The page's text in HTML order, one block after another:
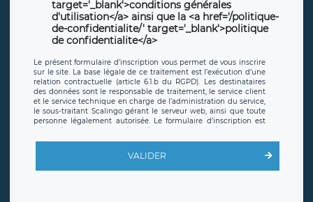
target='_blank'>conditions générales
d'utilisation</a> ainsi que la <a href='/politique-
de-confidentialite/' target='_blank'>politique
de confidentialite</a>
Le présent formulaire d’inscription vous permet de vous inscrire
sur le site. La base légale de ce traitement est l’exécution d’une
relation contractuelle (article 6.1.b du RGPD). Les destinataires
des données sont le responsable de traitement, le service client
et le service technique en charge de l’administration du service,
le sous-traitant Scalingo gérant le serveur web, ainsi que toute
personne légalement autorisée. Le formulaire d’inscription est
offrant desclauses de protection conformes au RGPD. Les
en sollicite la suppression, étant entendu que vous pouvez
demander la suppression de vos données et retirer votre
VALIDER